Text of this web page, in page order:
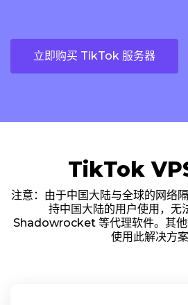
立即购买 TikTok 服务器
TikTok
注意：由于中国大陆与全球的网络
持中国大陆的用户使用，无
Shadowrocket 等代理软件。其他
使用此解决方案